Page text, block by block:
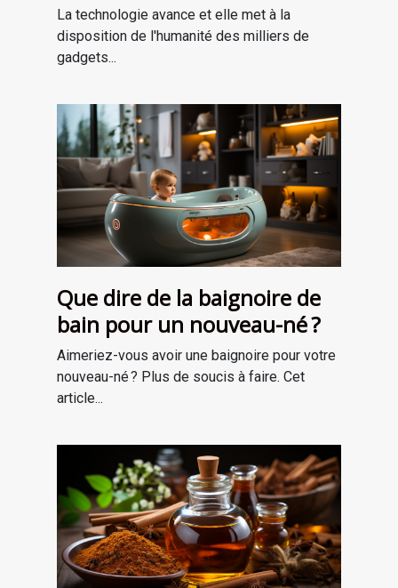
La technologie avance et elle met à la
disposition de l'humanité des milliers de
gadgets...
Que dire de la baignoire de
bain pour un nouveau-né ?
Aimeriez-vous avoir une baignoire pour votre
nouveau-né ? Plus de soucis à faire. Cet
article...